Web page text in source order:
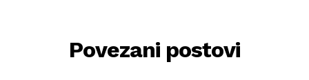
Povezani postovi